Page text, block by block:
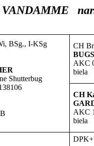
BSg., I-KSg
Shutterbug
CH
AKC
biela
CH
AKC
biela